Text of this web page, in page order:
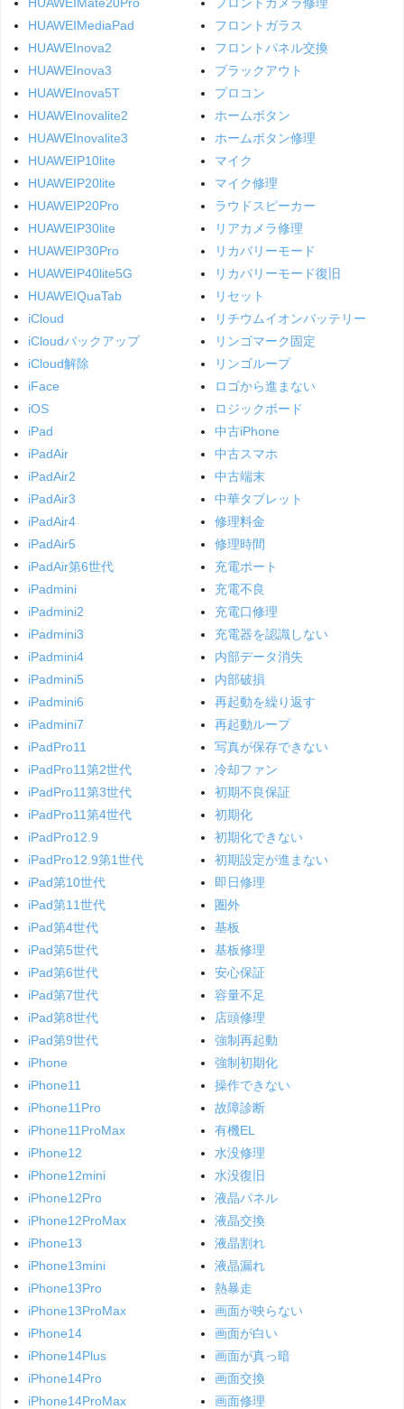
HUAWEIMediaPad
HUAWEInova2
HUAWEInova3
HUAWEInova5T
HUAWEInovalite2
HUAWEInovalite3
HUAWEIP10lite
HUAWEIP20lite
HUAWEIP20Pro
HUAWEIP30lite
HUAWEIP30Pro
HUAWEIP40lite5G
HUAWEIQuaTab
iCloud
iCloudバックアップ
iCloud解除
iFace
iOS
iPad
iPadAir
iPadAir2
iPadAir3
iPadAir4
iPadAir5
iPadAir第6世代
iPadmini
iPadmini2
iPadmini3
iPadmini4
iPadmini5
iPadmini6
iPadmini7
iPadPro11
iPadPro11第2世代
iPadPro11第3世代
iPadPro11第4世代
iPadPro12.9
iPadPro12.9第1世代
iPad第10世代
iPad第11世代
iPad第4世代
iPad第5世代
iPad第6世代
iPad第7世代
iPad第8世代
iPad第9世代
iPhone
iPhone11
iPhone11Pro
iPhone11ProMax
iPhone12
iPhone12mini
iPhone12Pro
iPhone12ProMax
iPhone13
iPhone13mini
iPhone13Pro
iPhone13ProMax
iPhone14
iPhone14Plus
iPhone14Pro
iPhone14ProMax
フロントガラス
フロントパネル交換
ブラックアウト
プロコン
ホームボタン
ホームボタン修理
マイク
マイク修理
ラウドスピーカー
リアカメラ修理
リカバリーモード
リカバリーモード復旧
リセット
リチウムイオンバッテリー
リンゴマーク固定
リンゴループ
ロゴから進まない
ロジックボード
中古iPhone
中古スマホ
中古端末
中華タブレット
修理料金
修理時間
充電ポート
充電不良
充電口修理
充電器を認識しない
内部データ消失
内部破損
再起動を繰り返す
再起動ループ
写真が保存できない
冷却ファン
初期不良保証
初期化
初期化できない
初期設定が進まない
即日修理
圏外
基板
基板修理
安心保証
容量不足
店頭修理
強制再起動
強制初期化
操作できない
故障診断
有機EL
水没修理
水没復旧
液晶パネル
液晶交換
液晶割れ
液晶漏れ
熱暴走
画面が映らない
画面が白い
画面が真っ暗
画面交換
画面修理